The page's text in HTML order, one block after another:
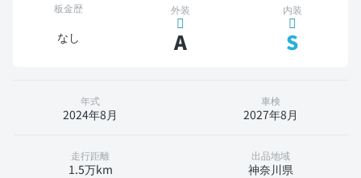
板金歴
なし
外装
A
内装
S
年式
2024年8月
車検
2027年8月
走行距離
1.5万km
出品地域
神奈川県